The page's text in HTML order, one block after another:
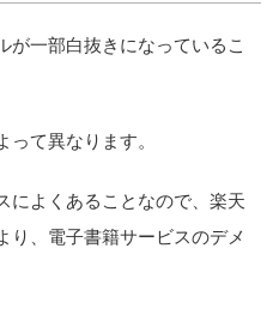
が一部白抜きになっているこ
て異なります。
によくあることなので、楽天
り、電子書籍サービスのデメ